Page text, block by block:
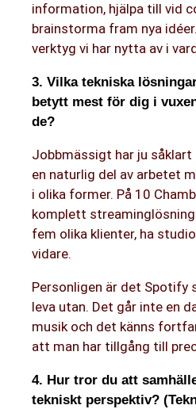
information, hjälpa till vid
brainstorma fram nya
verktyg vi har nytta av i
3. Vilka tekniska
betytt mest för dig i
de?
Jobbmässigt har ju
en naturlig del av arbetet
i olika former. På 10
komplett
fem olika klienter, ha
vidare.
Personligen är det Spotify
leva utan. Det går inte en
musik och det känns
att man har tillgång till
4. Hur tror du att
tekniskt perspektiv?